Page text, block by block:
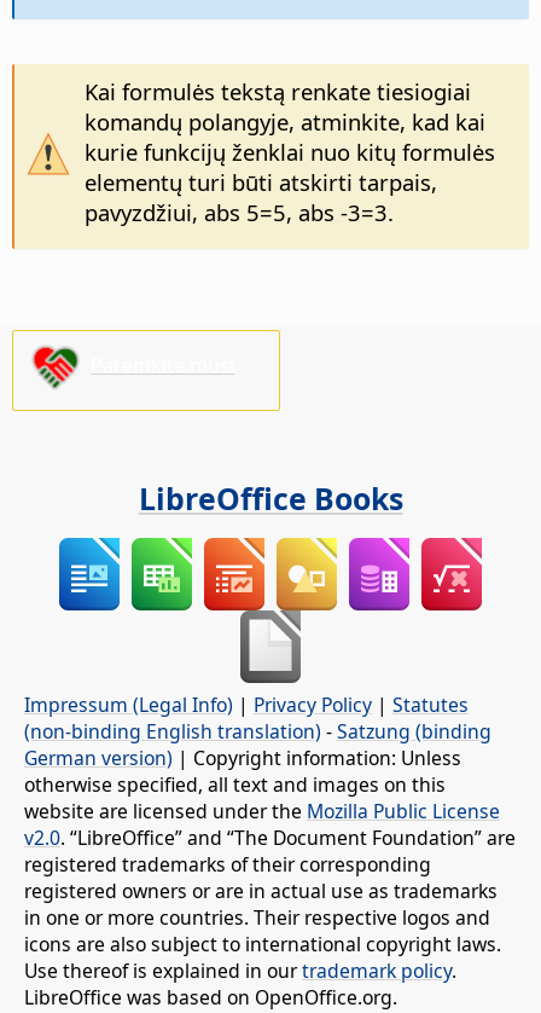
Kai formulės tekstą renkate tiesiogiai
komandų polangyje, atminkite, kad kai
kurie funkcijų ženklai nuo kitų formulės
elementų turi būti atskirti tarpais,
pavyzdžiui, abs 5=5, abs -3=3.
LibreOffice Books
Impressum (Legal Info) | Privacy Policy | Statutes
(non-binding English translation) -Satzung (binding
German version) | Copyright information: Unless
otherwise specified, all text and images on this
website are licensed under the Mozilla Public License
v2.0. “LibreOffice” and “The Document Foundation” are
registered trademarks of their corresponding
registered owners or are in actual use as trademarks
in one or more countries. Their respective logos and
icons are also subject to international copyright laws.
Use thereof is explained in ourtrademark policy.
LibreOffice was based on OpenOffice.org.